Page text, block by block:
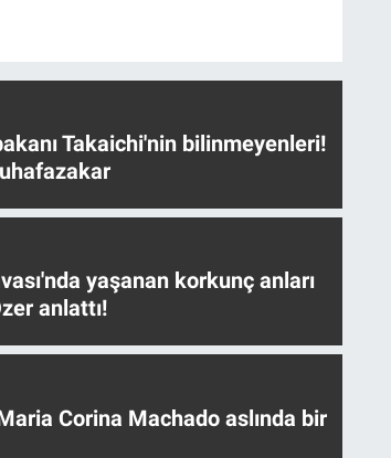
Takaichi'nin bilinmeyenleri!
yaşanan korkunç anları
anlattı!
Corina Machado aslında bir